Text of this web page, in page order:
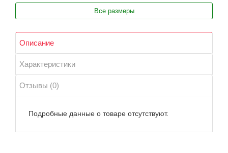
Все размеры
Описание
Характеристики
Отзывы (0)
Подробные данные о товаре отсутствуют.